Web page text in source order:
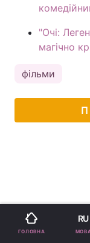
"Очі:
магічно
фільми
ГОЛОВНА
RU